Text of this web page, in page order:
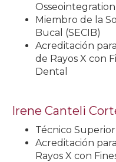
Osseointegration
Miembro de la
Bucal (SECIB)
Acreditación
de Rayos X con
Dental
Irene Canteli
Técnico
Acreditación
Rayos X con